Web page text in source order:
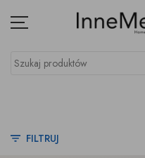
Menu
Szukaj produktów
FILTRUJ